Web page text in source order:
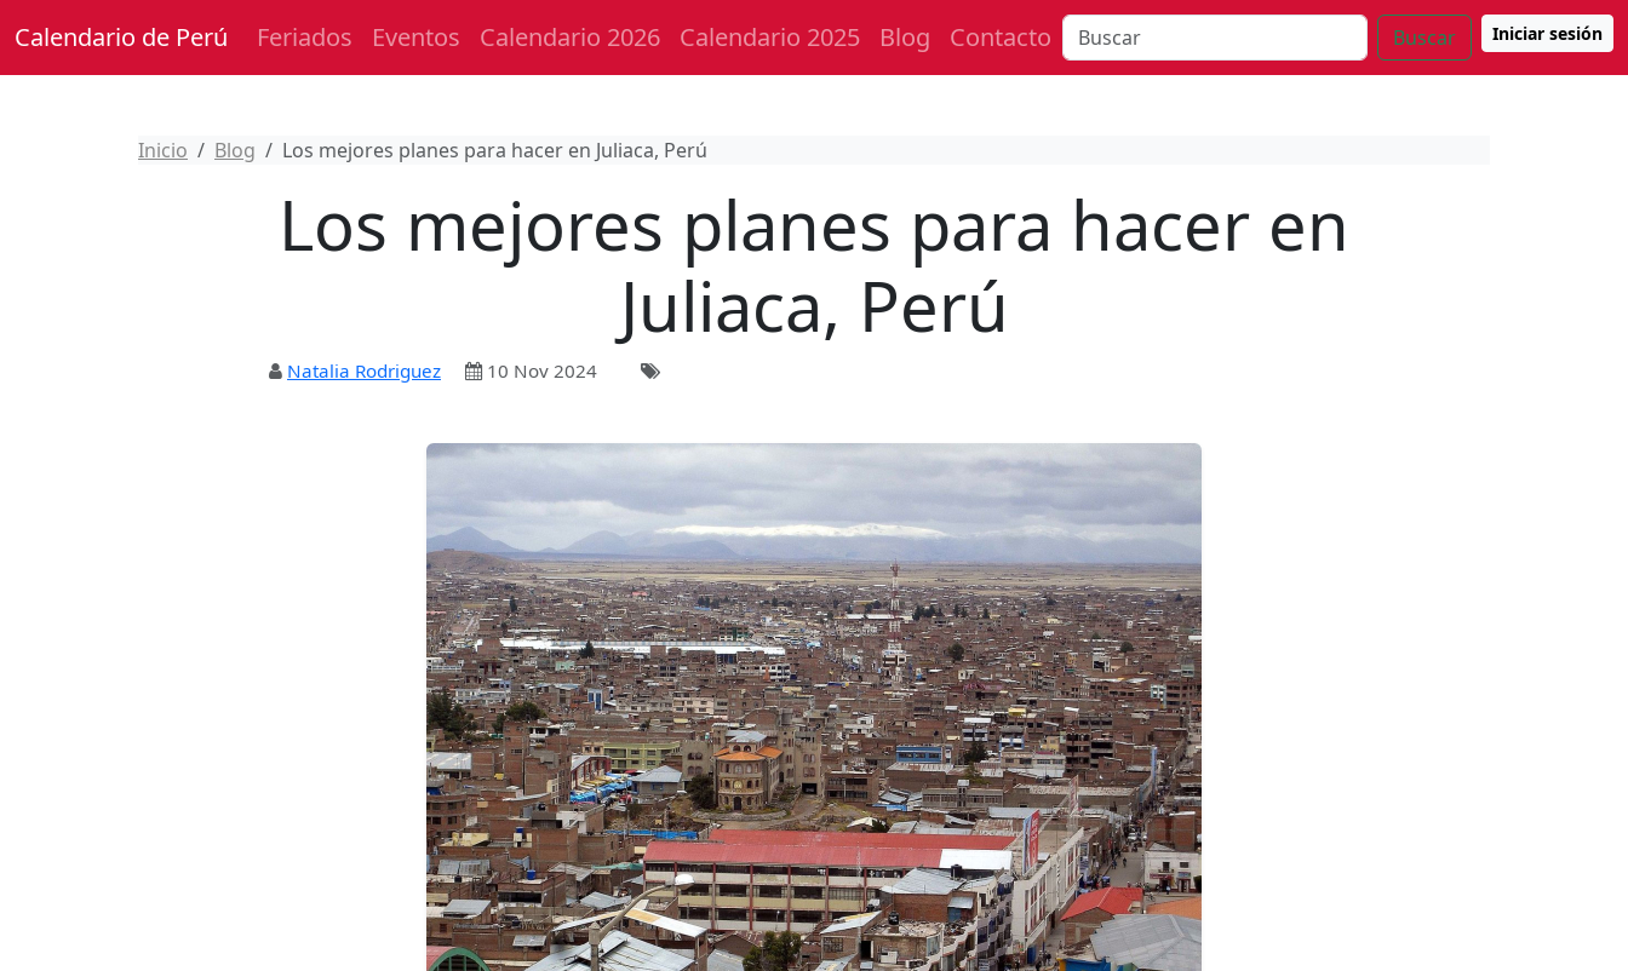
Calendario de Perú Feriados Eventos Calendario 2026 Calendario 2025 Blog Contacto Buscar Iniciar sesión
Inicio Blog Los mejores planes para hacer en Juliaca, Perú
Los mejores planes para hacer en
Juliaca, Perú
Natalia Rodriguez 10 Nov 2024